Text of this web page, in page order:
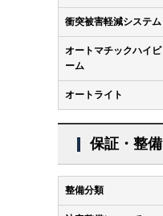
衝突被害軽減システム
オートマチックハイビ
ーム
オートライト
保証・整備
整備分類